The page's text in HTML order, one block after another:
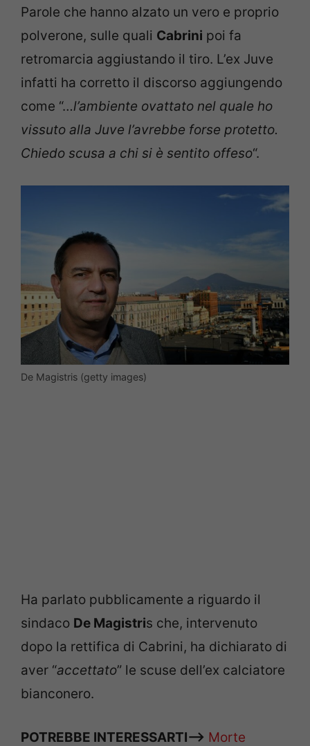
Parole che hanno alzato un vero e proprio
polverone, sulle quali Cabrini poi fa
retromarcia aggiustando il tiro. L’ex Juve
infatti ha corretto il discorso aggiungendo
come “…l’ambiente ovattato nel quale ho
vissuto alla Juve l’avrebbe forse protetto.
Chiedo scusa a chi si è sentito offeso“.
De Magistris (getty images)
Ha parlato pubblicamente a riguardo il
sindaco De Magistris che, intervenuto
dopo la rettifica di Cabrini, ha dichiarato di
aver “accettato” le scuse dell’ex calciatore
bianconero.
POTREBBE INTERESSARTI—> Morte